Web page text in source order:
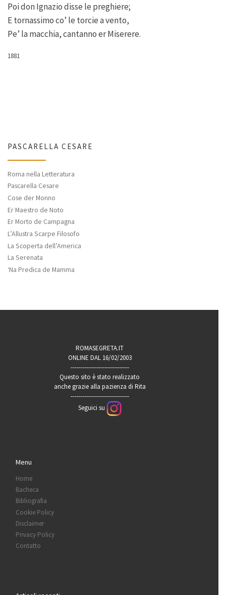
Poi don Ignazio disse le preghiere;
E tornassimo co’ le torcie a vento,
Pe’ la macchia, cantanno er Miserere.
1881
PASCARELLA CESARE
Roma nella Letteratura
Pascarella Cesare
Cose der Monno
Er Maestro de Noto
Er Morto de Campagna
L’Allustra Scarpe Filosofo
La Scoperta dell’America
La Serenata
‘Na Predica de Mamma
ROMASEGRETA.IT
ONLINE DAL 16/02/2003
-----------------------------
Questo sito è stato realizzato
anche grazie alla pazienza di Rita
-----------------------------
Seguici su
Menu
Home
Bacheca
Bibliografia
Cookie Policy
Disclaimer
Privacy Policy
Contatto